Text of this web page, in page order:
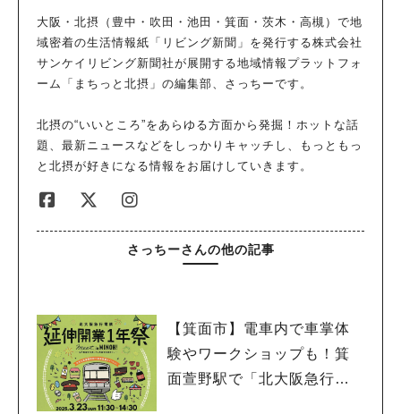
大阪・北摂（豊中・吹田・池田・箕面・茨木・高槻）で地
域密着の生活情報紙「リビング新聞」を発行する株式会社
サンケイリビング新聞社が展開する地域情報プラットフォ
ーム「まちっと北摂」の編集部、さっちーです。
北摂の“いいところ”をあらゆる方面から発掘！ホットな話
題、最新ニュースなどをしっかりキャッチし、もっともっ
と北摂が好きになる情報をお届けしていきます。
さっちーさんの他の記事
【箕面市】電車内で車掌体
験やワークショップも！箕
面萱野駅で「北大阪急行電